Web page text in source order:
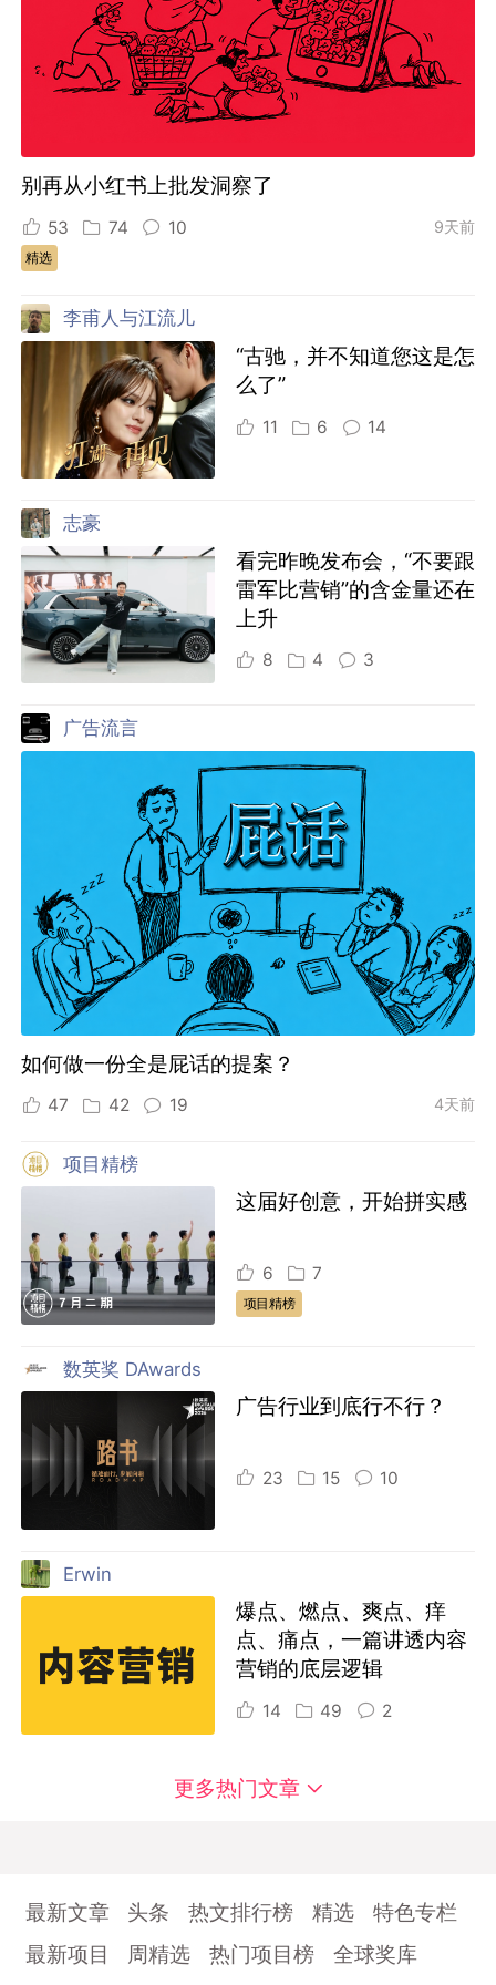
别再从小红书上批发洞察了
53 74 10 9天前
精选
李甫人与江流儿
“古驰，并不知道您这是怎
么了”
11 6 14
志豪
看完昨晚发布会，“不要跟
雷军比营销”的含金量还在
上升
8 4 3
广告流言
如何做一份全是屁话的提案？
47 42 19 4天前
项目精榜
这届好创意，开始拼实感
6 7
项目精榜
数英奖 DAwards
广告行业到底行不行？
23 15 10
Erwin
爆点、燃点、爽点、痒
点、痛点，一篇讲透内容
营销的底层逻辑
14 49 2
更多热门文章
最新文章 头条 热文排行榜 精选
特色专栏
最新项目
周精选 热门项目榜
全球奖库